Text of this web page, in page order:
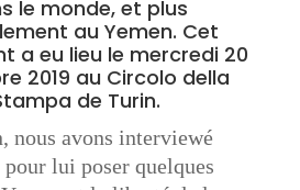
le monde, et plus
au Yemen. Cet
a eu lieu le mercredi 20
2019 au Circolo della
de Turin.
nous avons interviewé
lui poser quelques